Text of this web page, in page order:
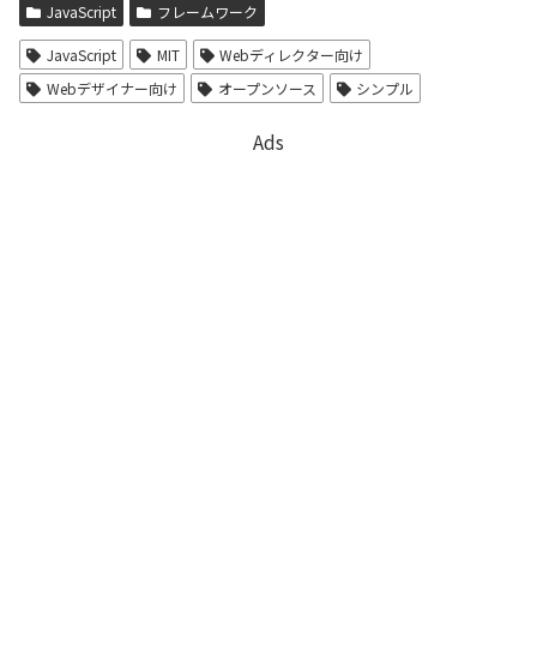
JavaScript フレームワーク
JavaScript MIT
Webディレクター向け
Webデザイナー向け
オープンソース シンプル
Ads